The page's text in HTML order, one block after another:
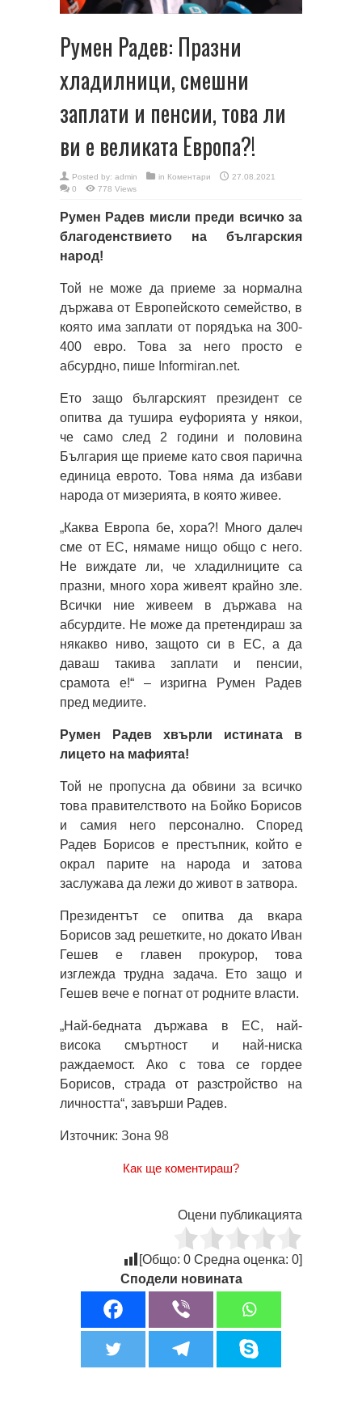
Румен Радев: Празни
хладилници, смешни
заплати и пенсии, това ли
ви е великата Европа?!
Posted by: admin in Коментари
27.08.2021
0
778 Views
Румен Радев мисли преди всичко за
благоденствието на българския
народ!
Той не може да приеме за нормална
държава от Европейското семейство, в
която има заплати от порядъка на 300-
400 евро. Това за него просто е
абсурдно, пише Informiran.net.
Ето защо българският президент се
опитва да тушира еуфорията у някои,
че само след 2 години и половина
България ще приеме като своя парична
единица еврото. Това няма да избави
народа от мизерията, в която живее.
„Каква Европа бе, хора?! Много далеч
сме от ЕС, нямаме нищо общо с него.
Не виждате ли, че хладилниците са
празни, много хора живеят крайно зле.
Всички ние живеем в държава на
абсурдите. Не може да претендираш за
някакво ниво, защото си в ЕС, а да
даваш такива заплати и пенсии,
срамота е!“ – изригна Румен Радев
пред медиите.
Румен Радев хвърли истината в
лицето на мафията!
Той не пропусна да обвини за всичко
това правителството на Бойко Борисов
и самия него персонално. Според
Радев Борисов е престъпник, който е
окрал парите на народа и затова
заслужава да лежи до живот в затвора.
Президентът се опитва да вкара
Борисов зад решетките, но докато Иван
Гешев е главен прокурор, това
изглежда трудна задача. Ето защо и
Гешев вече е погнат от родните власти.
„Най-бедната държава в ЕС, най-
висока смъртност и най-ниска
раждаемост. Ако с това се гордее
Борисов, страда от разстройство на
личността“, завърши Радев.
Източник: Зона 98
Как ще коментираш?
Оцени публикацията
[Общо: 0 Средна оценка: 0]
Сподели новината